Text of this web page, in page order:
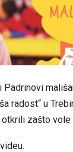
radost“ u
zašto vole